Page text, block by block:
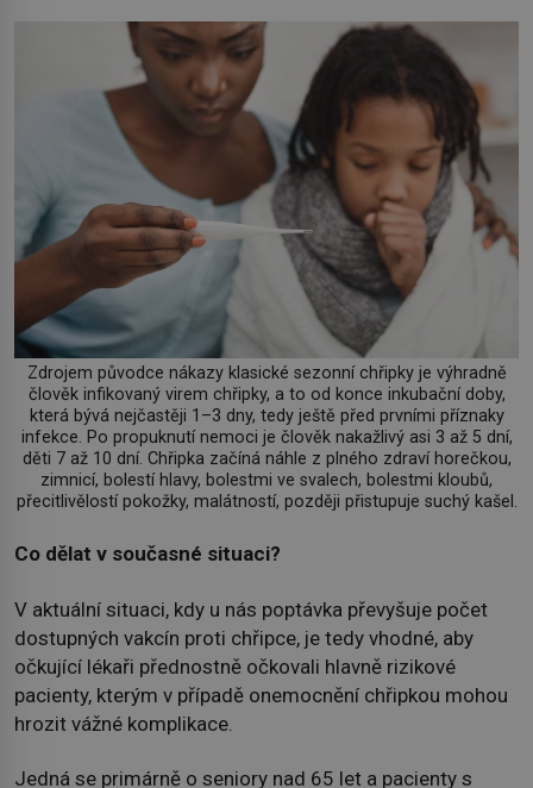
Zdrojem původce nákazy klasické sezonní chřipky je výhradně
člověk infikovaný virem chřipky, a to od konce inkubační doby,
která bývá nejčastěji 1–3 dny, tedy ještě před prvními příznaky
infekce. Po propuknutí nemoci je člověk nakažlivý asi 3 až 5 dní,
děti 7 až 10 dní. Chřipka začíná náhle z plného zdraví horečkou,
zimnicí, bolestí hlavy, bolestmi ve svalech, bolestmi kloubů,
přecitlivělostí pokožky, malátností, později přistupuje suchý kašel.
Co dělat v současné situaci?
V aktuální situaci, kdy u nás poptávka převyšuje počet
dostupných vakcín proti chřipce, je tedy vhodné, aby
očkující lékaři přednostně očkovali hlavně rizikové
pacienty, kterým v případě onemocnění chřipkou mohou
hrozit vážné komplikace.
Jedná se primárně o seniory nad 65 let a pacienty s